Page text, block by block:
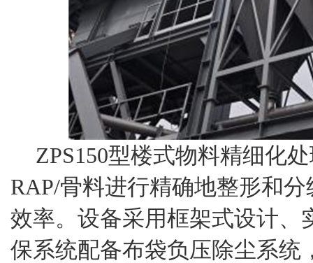
ZPS150型楼式物料精细化
RAP/骨料进行精确地整形和
效率。设备采用框架式设计、
保系统配备布袋负压除尘系统